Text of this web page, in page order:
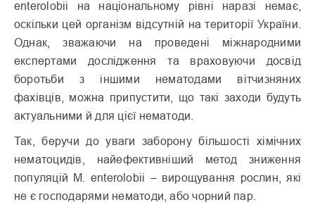
enterolobii на національному рівні наразі немає,
оскільки цей організм відсутній на території України.
Однак, зважаючи на проведені міжнародними
експертами дослідження та враховуючи досвід
боротьби з іншими нематодами вітчизняних
фахівців, можна припустити, що такі заходи будуть
актуальними й для цієї нематоди.
Так, беручи до уваги заборону більшості хімічних
нематоцидів, найефективніший метод зниження
популяцій М. enterolobii – вирощування рослин, які
не є господарями нематоди, або чорний пар.